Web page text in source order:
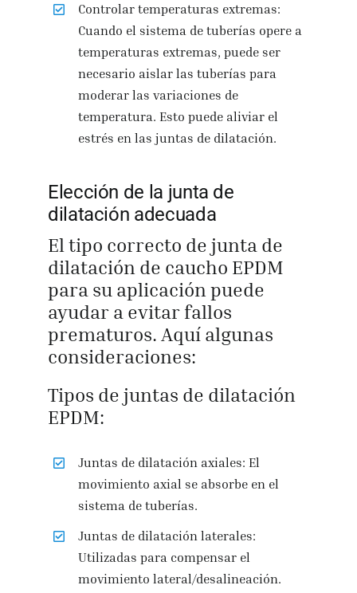
Controlar temperaturas extremas:
Cuando el sistema de tuberías opere a
temperaturas extremas, puede ser
necesario aislar las tuberías para
moderar las variaciones de
temperatura. Esto puede aliviar el
estrés en las juntas de dilatación.
Elección de la junta de
dilatación adecuada
El tipo correcto de junta de
dilatación de caucho EPDM
para su aplicación puede
ayudar a evitar fallos
prematuros. Aquí algunas
consideraciones:
Tipos de juntas de dilatación
EPDM:
Juntas de dilatación axiales: El
movimiento axial se absorbe en el
sistema de tuberías.
Juntas de dilatación laterales:
Utilizadas para compensar el
movimiento lateral/desalineación.